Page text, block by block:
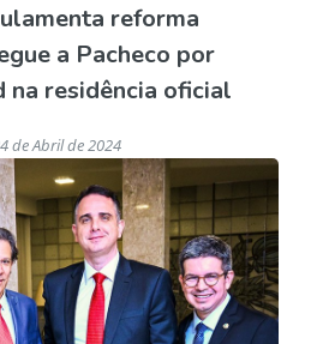
reforma
a Pacheco por
na residência oficial
de Abril de 2024